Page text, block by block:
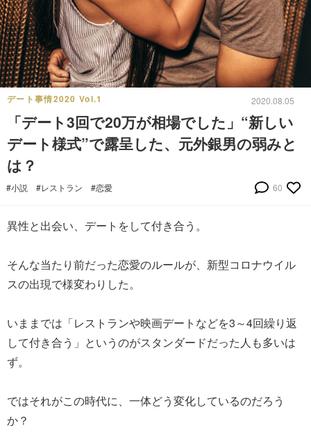
デート事情2020 Vol.1 2020.08.05
「デート3回で20万が相場でした」“新しい
デート様式”で露呈した、元外銀男の弱みと
は？
#小説 #レストラン #恋愛 60
異性と出会い、デートをして付き合う。
そんな当たり前だった恋愛のルールが、新型コロナウイル
スの出現で様変わりした。
いままでは「レストランや映画デートなどを3～4回繰り返
して付き合う」というのがスタンダードだった人も多いは
ず。
ではそれがこの時代に、一体どう変化しているのだろう
か？